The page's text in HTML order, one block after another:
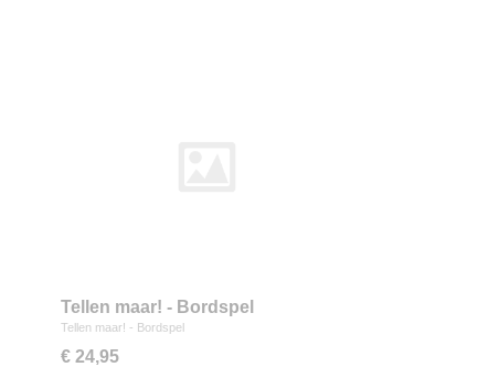
Tellen maar! - Bordspel
Tellen maar! - Bordspel
€ 24,95